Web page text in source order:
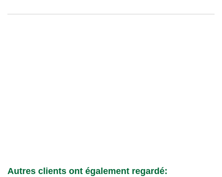
Autres clients ont également regardé: